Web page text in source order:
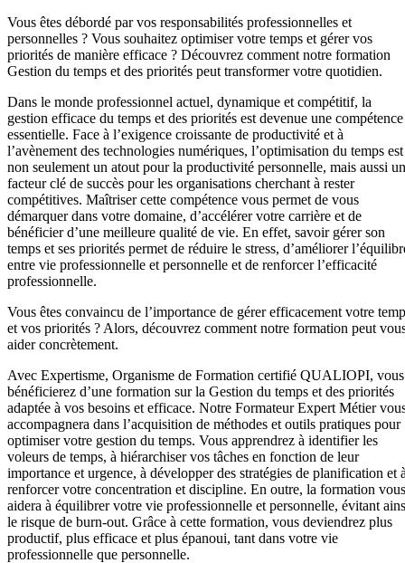
Vous êtes débordé par vos responsabilités professionnelles et
personnelles ? Vous souhaitez optimiser votre temps et gérer vos
priorités de manière efficace ? Découvrez comment notre formation
Gestion du temps et des priorités peut transformer votre quotidien.
Dans le monde professionnel actuel, dynamique et compétitif, la
gestion efficace du temps et des priorités est devenue une compétence
essentielle. Face à l’exigence croissante de productivité et à
l’avènement des technologies numériques, l’optimisation du temps est
non seulement un atout pour la productivité personnelle, mais aussi un
facteur clé de succès pour les organisations cherchant à rester
compétitives. Maîtriser cette compétence vous permet de vous
démarquer dans votre domaine, d’accélérer votre carrière et de
bénéficier d’une meilleure qualité de vie. En effet, savoir gérer son
temps et ses priorités permet de réduire le stress, d’améliorer
entre vie professionnelle et personnelle et de renforcer l’efficacité
professionnelle.
Vous êtes convaincu de l’importance de gérer efficacement votre
et vos priorités ? Alors, découvrez comment notre formation peut
aider concrètement.
Avec Expertisme, Organisme de Formation certifié QUALIOPI, vous
bénéficierez d’une formation sur la Gestion du temps et des priorités
adaptée à vos besoins et efficace. Notre Formateur Expert Métier
accompagnera dans l’acquisition de méthodes et outils pratiques pour
optimiser votre gestion du temps. Vous apprendrez à identifier les
voleurs de temps, à hiérarchiser vos tâches en fonction de leur
importance et urgence, à développer des stratégies de planification et
renforcer votre concentration et discipline. En outre, la formation vous
aidera à équilibrer votre vie professionnelle et personnelle, évitant
le risque de burn-out. Grâce à cette formation, vous deviendrez plus
productif, plus efficace et plus épanoui, tant dans votre vie
professionnelle que personnelle.